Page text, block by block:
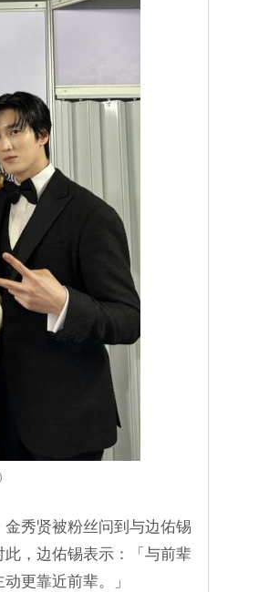
秀贤被粉丝问到与边佑锡
，边佑锡表示：「与前辈
更靠近前辈。」